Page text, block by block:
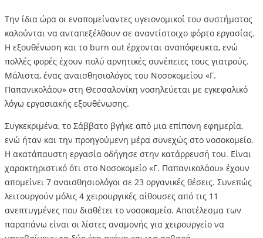
Την ίδια ώρα οι εναπομείναντες υγειονομικοί του συστήματος
καλούνται να ανταπεξέλθουν σε αναντίστοιχο φόρτο εργασίας.
Η εξουθένωση και το burn out έρχονται αναπόφευκτα, ενώ
πολλές φορές έχουν πολύ αρνητικές συνέπειες τους γιατρούς.
Μάλιστα, ένας αναισθησιολόγος του Νοσοκομείου «Γ.
Παπανικολάου» στη Θεσσαλονίκη νοσηλεύεται με εγκεφαλικό
λόγω εργασιακής εξουθένωσης.
Συγκεκριμένα, το Σάββατο βγήκε από μια επίπονη εφημερία,
ενώ ήταν και την προηγούμενη μέρα συνεχώς στο νοσοκομείο.
Η ακατάπαυστη εργασία οδήγησε στην κατάρρευσή του. Είναι
χαρακτηριστικό ότι στο Νοσοκομείο «Γ. Παπανικολάου» έχουν
απομείνει 7 αναισθησιολόγοι σε 23 οργανικές θέσεις. Συνεπώς
λειτουργούν μόλις 4 χειρουργικές αίθουσες από τις 11
ανεπτυγμένες που διαθέτει το νοσοκομείο. Αποτέλεσμα των
παραπάνω είναι οι λίστες αναμονής για χειρουργείο να